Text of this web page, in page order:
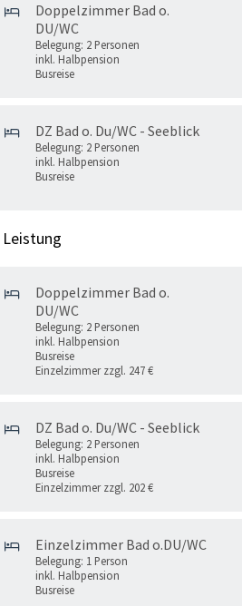
Doppelzimmer Bad o.
DU/WC
Belegung: 2 Personen
inkl. Halbpension
Busreise
DZ Bad o. Du/WC - Seeblick
Belegung: 2 Personen
inkl. Halbpension
Busreise
Leistung
Doppelzimmer Bad o.
DU/WC
Belegung: 2 Personen
inkl. Halbpension
Busreise
Einzelzimmer zzgl. 247 €
DZ Bad o. Du/WC - Seeblick
Belegung: 2 Personen
inkl. Halbpension
Busreise
Einzelzimmer zzgl. 202 €
Einzelzimmer Bad o.DU/WC
Belegung: 1 Person
inkl. Halbpension
Busreise